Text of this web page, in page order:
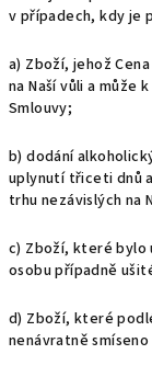
v případech, kdy je
a) Zboží, jehož
na Naší vůli a může
Smlouvy;
b) dodání
uplynutí třiceti dnů
trhu nezávislých na
c) Zboží, které bylo
osobu případně
d) Zboží, které
nenávratně smíseno